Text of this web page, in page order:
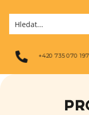
+420 735 070 197